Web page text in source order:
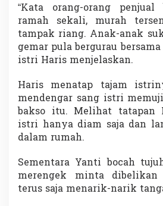
“Kata orang-orang
ramah sekali, murah
tampak riang. Anak-anak
gemar pula bergurau
istri Haris menjelaskan.
Haris menatap tajam
mendengar sang istri
bakso itu. Melihat tatapan
istri hanya diam saja dan
dalam rumah.
Sementara Yanti bocah
merengek minta
terus saja menarik-narik